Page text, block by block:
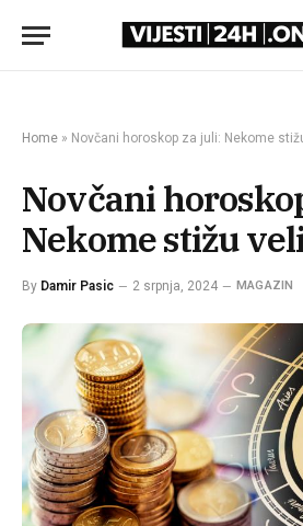
Home » Novčani horoskop za juli: Nekome
Novčani
Nekome stižu
By Damir Pasic 2 srpnja, 2024 MAGAZIN